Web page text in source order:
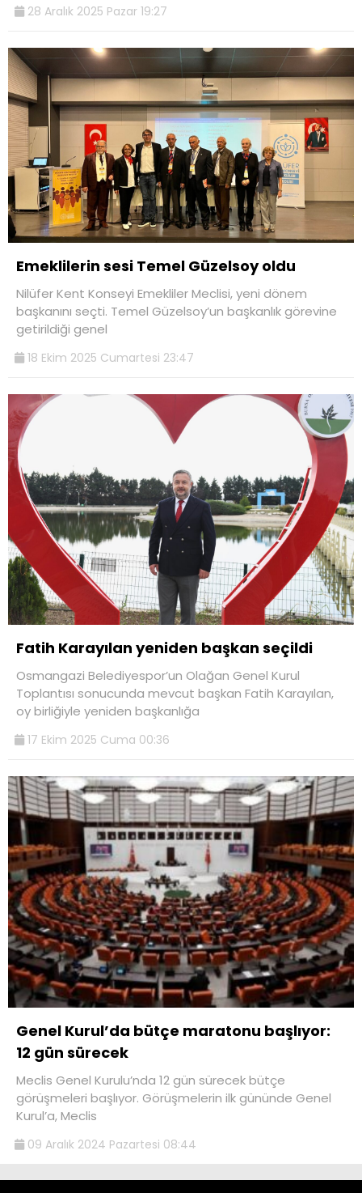
28 Aralık 2025 Pazar 19:27
Emeklilerin sesi Temel Güzelsoy oldu
Nilüfer Kent Konseyi Emekliler Meclisi, yeni dönem
başkanını seçti. Temel Güzelsoy’un başkanlık görevine
getirildiği genel
18 Ekim 2025 Cumartesi 23:47
Fatih Karayılan yeniden başkan seçildi
Osmangazi Belediyespor’un Olağan Genel Kurul
Toplantısı sonucunda mevcut başkan Fatih Karayılan,
oy birliğiyle yeniden başkanlığa
17 Ekim 2025 Cuma 00:36
Genel Kurul’da bütçe maratonu başlıyor:
12 gün sürecek
Meclis Genel Kurulu’nda 12 gün sürecek bütçe
görüşmeleri başlıyor. Görüşmelerin ilk gününde Genel
Kurul’a, Meclis
09 Aralık 2024 Pazartesi 08:44